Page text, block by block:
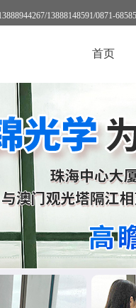
13888148591/0871-
首页